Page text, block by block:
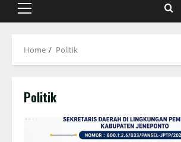
Primary
Home Politik
Politik